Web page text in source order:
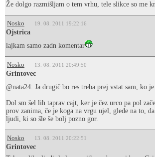
Že dolgo razmišljam o tem vrhu, tele slikce so me
Nosko 19. 08. 2011 19:22:16
Ojstrica
lajkam samo zadn komentar
Nosko 13. 08. 2011 20:49:50
Grintovec
@nata24: Ja drugič bo res treba prej vstat sam, ko
Dol sm šel lih taprav cajt, ker je čez urco pa pol
prov zanima, če je koga na vrgu ujel, glede na to,
ljudi, ki so šle še bolj pozno gor.
Nosko 13. 08. 2011 20:22:51
Grintovec